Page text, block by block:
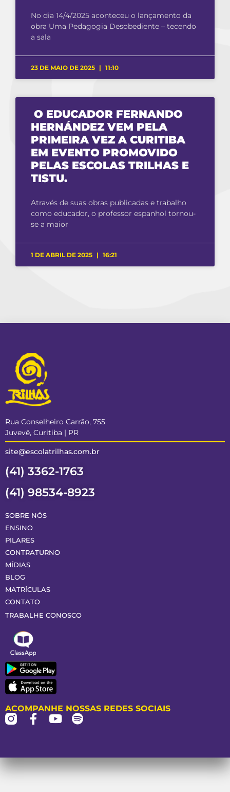
No dia 14/4/2025 aconteceu o lançamento da
obra Uma Pedagogia Desobediente – tecendo
a sala
23 DE MAIO DE 2025 11:10
O EDUCADOR FERNANDO
HERNÁNDEZ VEM PELA
PRIMEIRA VEZ A CURITIBA
EM EVENTO PROMOVIDO
PELAS ESCOLAS TRILHAS E
TISTU.
Através de suas obras publicadas e trabalho
como educador, o professor espanhol tornou-
se a maior
1 DE ABRIL DE 2025 16:21
Rua Conselheiro Carrão, 755
Juvevê, Curitiba | PR
site@escolatrilhas.com.br
(41) 3362-1763
(41) 98534-8923
SOBRE NÓS
ENSINO
PILARES
CONTRATURNO
MÍDIAS
BLOG
MATRÍCULAS
CONTATO
TRABALHE CONOSCO
ACOMPANHE NOSSAS REDES SOCIAIS